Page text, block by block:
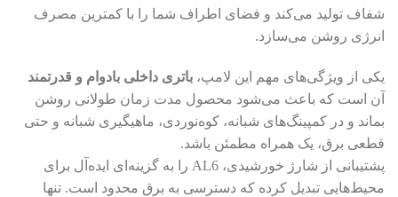
شفاف تولید می‌کند و فضای اطراف شما را با کمترین مصرف
انرژی روشن می‌سازد.
یکی از ویژگی‌های مهم این لامپ، باتری داخلی بادوام و قدرتمند
آن است که باعث می‌شود محصول مدت زمان طولانی روشن
بماند و در کمپینگ‌های شبانه، کوه‌نوردی، ماهیگیری شبانه و حتی
قطعی برق، یک همراه مطمئن باشد.
پشتیبانی از شارژ خورشیدی، AL6 را به گزینه‌ای ایده‌آل برای
محیط‌هایی تبدیل کرده که دسترسی به برق محدود است. تنها